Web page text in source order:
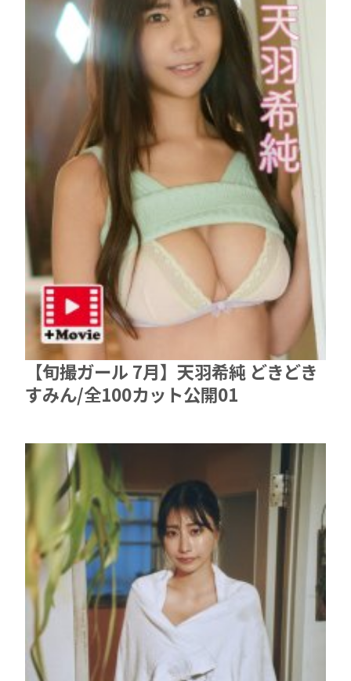
【旬撮ガール 7月】天羽希純 どきどき
すみん/全100カット公開01